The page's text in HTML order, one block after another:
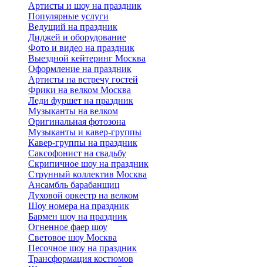
Артисты и шоу на праздник
Популярные услуги
Ведущий на праздник
Диджей и оборудование
Фото и видео на праздник
Выездной кейтеринг Москва
Оформление на праздник
Артисты на встречу гостей
Фрики на велком Москва
Леди фуршет на праздник
Музыканты на велком
Оригинальная фотозона
Музыканты и кавер-группы
Кавер-группы на праздник
Саксофонист на свадьбу
Скрипичное шоу на праздник
Струнный коллектив Москва
Ансамбль барабанщиц
Духовой оркестр на велком
Шоу номера на праздник
Бармен шоу на праздник
Огненное фаер шоу
Световое шоу Москва
Песочное шоу на праздник
Трансформация костюмов